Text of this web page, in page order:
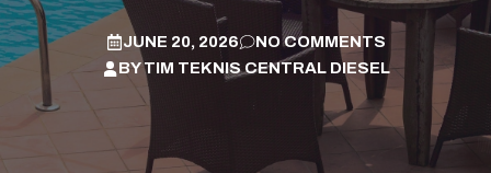
JUNE 20, 2026
NO COMMENTS
BYTIM TEKNIS CENTRAL DIESEL